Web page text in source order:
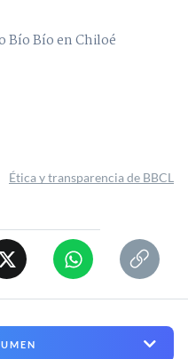
Bío Bío en Chiloé
Ética y transparencia de BBCL